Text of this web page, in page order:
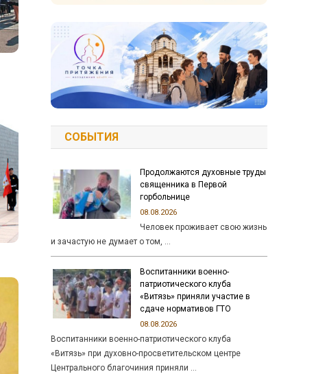
СОБЫТИЯ
Продолжаются духовные труды
священника в Первой
горбольнице
08.08.2026
Человек проживает свою жизнь
и зачастую не думает о том, …
Воспитанники военно-
патриотического клуба
«Витязь» приняли участие в
сдаче нормативов ГТО
08.08.2026
Воспитанники военно-патриотического клуба
«Витязь» при духовно-просветительском центре
Центрального благочиния приняли …